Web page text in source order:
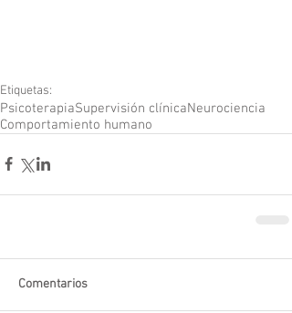
Etiquetas:
PsicoterapiaSupervisión clínicaNeurociencia
Comportamiento humano
Comentarios